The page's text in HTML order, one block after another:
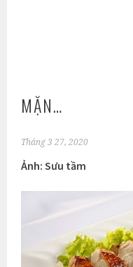
MẶN…
Tháng 3 27, 2020
Ảnh: Sưu tầm